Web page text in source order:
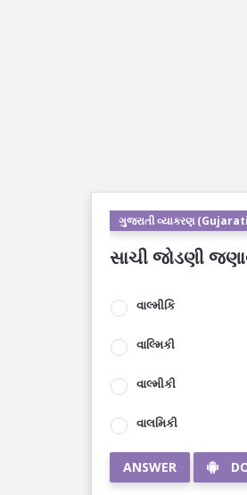
ગુજરાતી વ્યાકરણ
સાચી જોડણી
વાલ્મીકિ
વાલ્મિકી
વાલ્મીકી
વાલમિકી
ANSWER